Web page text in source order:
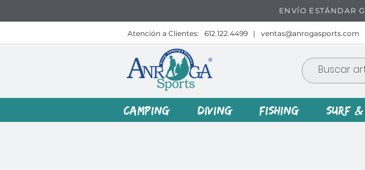
ENVÍO ESTÁNDAR
Atención a Clientes: 612.122.4499 | ventas@anrogasports.com
CAMPING DIVING FISHING SURF